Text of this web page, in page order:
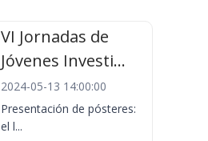
VI Jornadas de
Jóvenes Investi...
2024-05-13 14:00:00
Presentación de pósteres:
el l...